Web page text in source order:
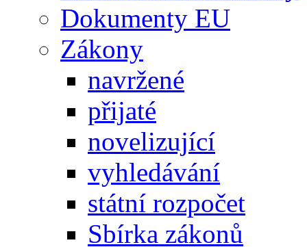
Dokumenty EU
Zákony
navržené
přijaté
novelizující
vyhledávání
státní rozpočet
Sbírka zákonů